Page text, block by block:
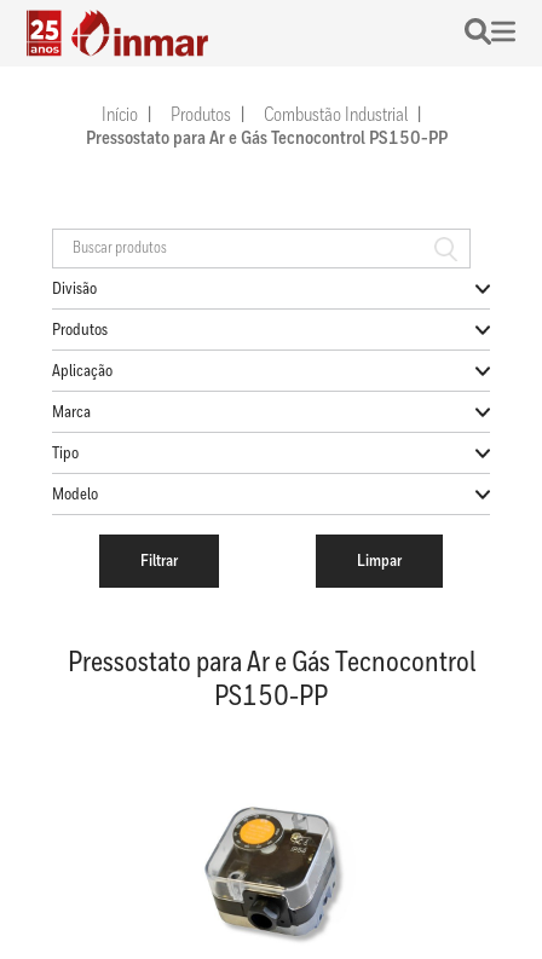
Início Produtos
Combustão Industrial
Pressostato para Ar e Gás Tecnocontrol PS150-PP
Divisão
Produtos
Aplicação
Marca
Tipo
Modelo
Pressostato para Ar e Gás Tecnocontrol
PS150-PP